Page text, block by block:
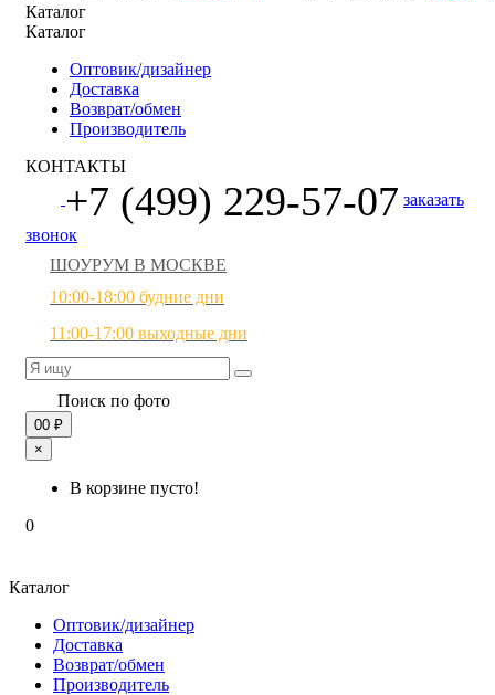
Каталог
Каталог
Оптовик/дизайнер
Доставка
Возврат/обмен
Производитель
КОНТАКТЫ
+7 (499) 229-57-07 заказать
звонок
ШОУРУМ В МОСКВЕ
10:00-18:00 будние дни
11:00-17:00 выходные дни
Поиск по фото
00 ₽
×
В корзине пусто!
0
Каталог
Оптовик/дизайнер
Доставка
Возврат/обмен
Производитель